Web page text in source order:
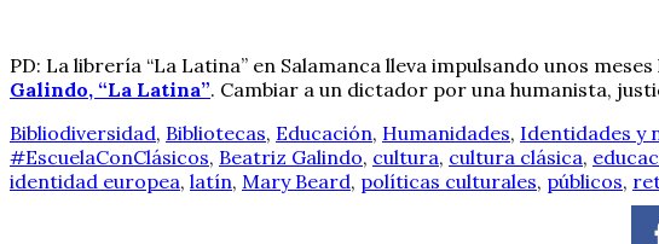
PD: La librería “La Latina” en Salamanca lleva impulsando unos
Galindo, “La Latina”. Cambiar a un dictador por una humanista,
Bibliodiversidad, Bibliotecas, Educación, Humanidades, Identidades y
#EscuelaConClásicos, Beatriz Galindo, cultura, cultura clásica,
identidad europea, latín, Mary Beard, políticas culturales, públicos,